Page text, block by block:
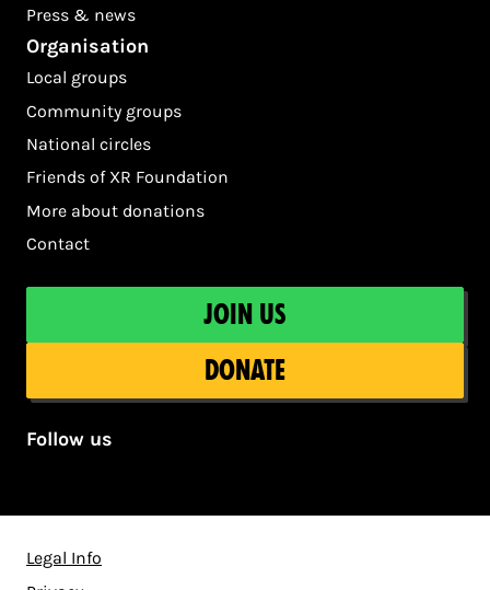
Press & news
Organisation
Local groups
Community groups
National circles
Friends of XR Foundation
More about donations
Contact
Join us
Donate
Follow us
Legal Info